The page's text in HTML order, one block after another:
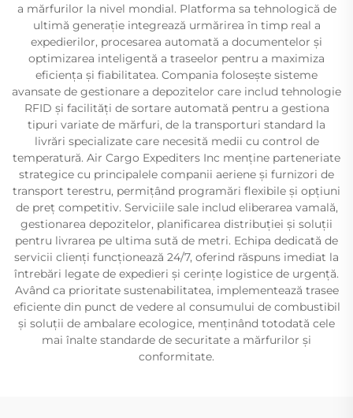
a mărfurilor la nivel mondial. Platforma sa tehnologică de
ultimă generație integrează urmărirea în timp real a
expedierilor, procesarea automată a documentelor și
optimizarea inteligentă a traseelor pentru a maximiza
eficiența și fiabilitatea. Compania folosește sisteme
avansate de gestionare a depozitelor care includ tehnologie
RFID și facilități de sortare automată pentru a gestiona
tipuri variate de mărfuri, de la transporturi standard la
livrări specializate care necesită medii cu control de
temperatură. Air Cargo Expediters Inc menține parteneriate
strategice cu principalele companii aeriene și furnizori de
transport terestru, permițând programări flexibile și opțiuni
de preț competitiv. Serviciile sale includ eliberarea vamală,
gestionarea depozitelor, planificarea distribuției și soluții
pentru livrarea pe ultima sută de metri. Echipa dedicată de
servicii clienți funcționează 24/7, oferind răspuns imediat la
întrebări legate de expedieri și cerințe logistice de urgență.
Având ca prioritate sustenabilitatea, implementează trasee
eficiente din punct de vedere al consumului de combustibil
și soluții de ambalare ecologice, menținând totodată cele
mai înalte standarde de securitate a mărfurilor și
conformitate.